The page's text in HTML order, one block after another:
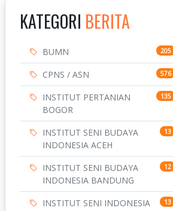
KATEGORI BERITA
BUMN 205
CPNS / ASN 576
INSTITUT PERTANIAN
BOGOR
135
INSTITUT SENI BUDAYA
INDONESIA ACEH
13
INSTITUT SENI BUDAYA
INDONESIA BANDUNG
12
INSTITUT SENI INDONESIA
13